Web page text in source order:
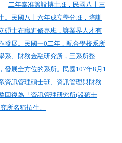
二年奉准籌設博士班，民國八十三
。民國八十六年成立學分班，培訓
碩士在職進修專班，讓業界人才有
發展。民國一0二年，配合學校系所
系、財務金融研究所，三系所整
發展全方位的系所。民國107年8月1
資訊管理碩士班、資訊管理與財務
回復為「資訊管理研究所(設碩士
所名稱招生。